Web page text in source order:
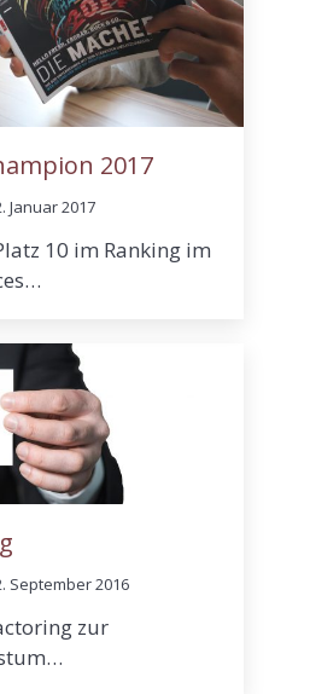
2017
Januar 2017
10 im Ranking im
September 2016
zur